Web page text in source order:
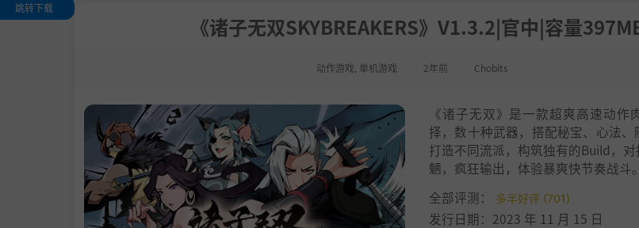
《诸子无双SKYBREAKERS》V1.3.2|官中|容量
动作游戏 单机游戏 2年前 Chobits
跳转下载
《诸子无双》是一款超爽高速动作
择，数十种武器，搭配秘宝、心法、
打造不同流派，构筑独有的Build，
魉，疯狂输出，体验暴爽快节奏战斗。
全部评测：
多半好评 (701)
发行日期：2023 年 11 月 15 日